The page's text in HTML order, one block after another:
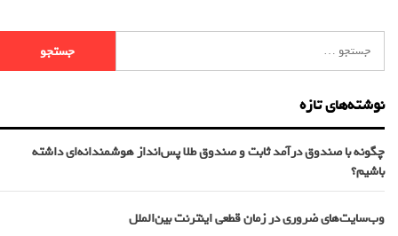
نوشته‌های تازه
چگونه با صندوق درآمد ثابت و صندوق طلا پس‌انداز هوشمندانه‌ای داشته
باشیم؟
وب‌سایت‌های ضروری در زمان قطعی اینترنت بین‌الملل